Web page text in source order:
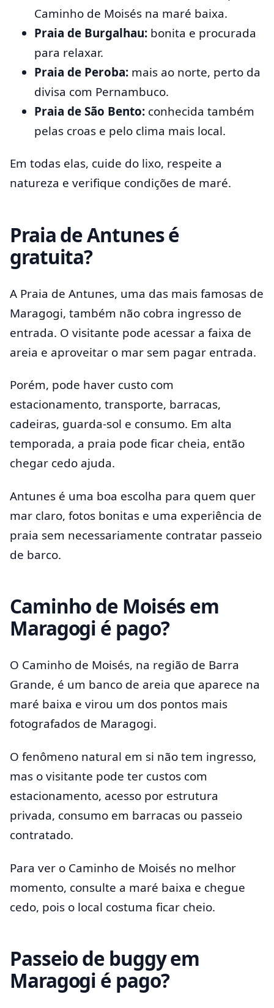
Caminho de Moisés na maré baixa.
Praia de Burgalhau: bonita e procurada
para relaxar.
Praia de Peroba: mais ao norte, perto da
divisa com Pernambuco.
Praia de São Bento: conhecida também
pelas croas e pelo clima mais local.
Em todas elas, cuide do lixo, respeite a
natureza e verifique condições de maré.
Praia de Antunes é
gratuita?
A Praia de Antunes, uma das mais famosas de
Maragogi, também não cobra ingresso de
entrada. O visitante pode acessar a faixa de
areia e aproveitar o mar sem pagar entrada.
Porém, pode haver custo com
estacionamento, transporte, barracas,
cadeiras, guarda-sol e consumo. Em alta
temporada, a praia pode ficar cheia, então
chegar cedo ajuda.
Antunes é uma boa escolha para quem quer
mar claro, fotos bonitas e uma experiência de
praia sem necessariamente contratar passeio
de barco.
Caminho de Moisés em
Maragogi é pago?
O Caminho de Moisés, na região de Barra
Grande, é um banco de areia que aparece na
maré baixa e virou um dos pontos mais
fotografados de Maragogi.
O fenômeno natural em si não tem ingresso,
mas o visitante pode ter custos com
estacionamento, acesso por estrutura
privada, consumo em barracas ou passeio
contratado.
Para ver o Caminho de Moisés no melhor
momento, consulte a maré baixa e chegue
cedo, pois o local costuma ficar cheio.
Passeio de buggy em
Maragogi é pago?